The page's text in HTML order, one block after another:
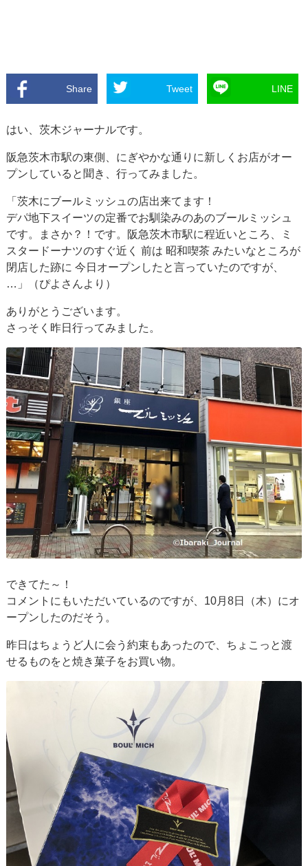
Share Tweet LINE
はい、茨木ジャーナルです。
阪急茨木市駅の東側、にぎやかな通りに新しくお店がオー
プンしていると聞き、行ってみました。
「茨木にブールミッシュの店出来てます！
デパ地下スイーツの定番でお馴染みのあのブールミッシュ
です。まさか？！です。阪急茨木市駅に程近いところ、ミ
スタードーナツのすぐ近く 前は 昭和喫茶 みたいなところが
閉店した跡に 今日オープンしたと言っていたのですが、
…」（ぴよさんより）
ありがとうございます。
さっそく昨日行ってみました。
できてた～！
コメントにもいただいているのですが、10月8日（木）にオ
ープンしたのだそう。
昨日はちょうど人に会う約束もあったので、ちょこっと渡
せるものをと焼き菓子をお買い物。